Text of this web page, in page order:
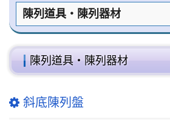
陳列道具‧陳列器材
陳列道具‧陳列器材
斜底陳列盤